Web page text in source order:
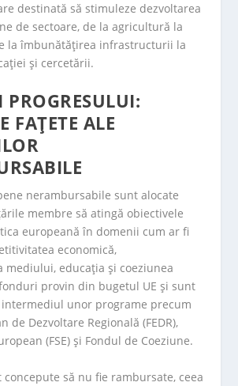
destinată să stimuleze dezvoltarea
de sectoare, de la agricultură la
la îmbunătățirea infrastructurii la
și cercetării.
FAȚETE ALE
nerambursabile sunt alocate
membre să atingă obiectivele
europeană în domenii cum ar fi
economică,
mediului, educația și coeziunea
provin din bugetul UE și sunt
unor programe precum
de Dezvoltare Regională (FEDR),
(FSE) și Fondul de Coeziune.
să nu fie rambursate, ceea